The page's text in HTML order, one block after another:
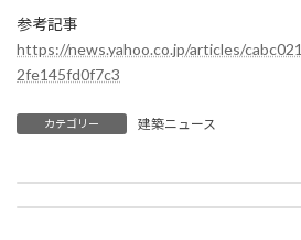
参考記事
https://news.yahoo.co.jp/articles/
2fe145fd0f7c3
カテゴリー 建築ニュース
「南三陸311メモリアル」詳細発表